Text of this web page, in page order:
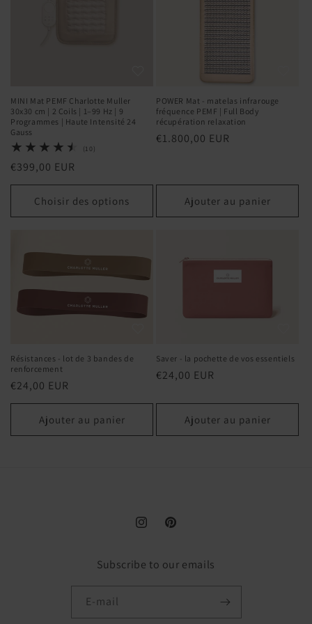
MINI Mat PEMF Charlotte Muller
30x30 cm | 2 Coils | 1–99 Hz | 9
Programmes | Haute Intensité 24
Gauss
(10)
Prix
habituel
€399,00 EUR
Choisir des options
POWER Mat - matelas infrarouge
fréquence PEMF | Full Body
récupération relaxation
Prix
€1.800,00 EUR
Ajouter au panier
Résistances - lot de 3 bandes de
renforcement
Prix
habituel
€24,00 EUR
Ajouter au panier
Saver - la pochette de vos essentiels
Prix
€24,00 EUR
Ajouter au panier
InstagramPinterest
Subscribe to our emails
E-mail